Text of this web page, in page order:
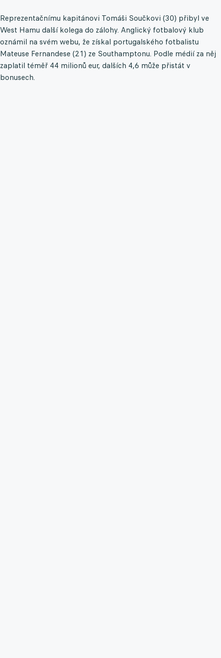
Reprezentačnímu kapitánovi Tomáši Součkovi (30) přibyl ve
West Hamu další kolega do zálohy. Anglický fotbalový klub
oznámil na svém webu, že získal portugalského fotbalistu
Mateuse Fernandese (21) ze Southamptonu. Podle médií za něj
zaplatil téměř 44 milionů eur, dalších 4,6 může přistát v
bonusech.